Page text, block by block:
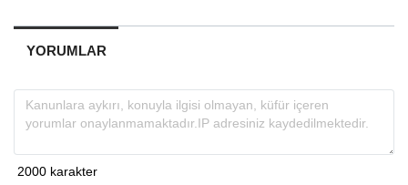
YORUMLAR